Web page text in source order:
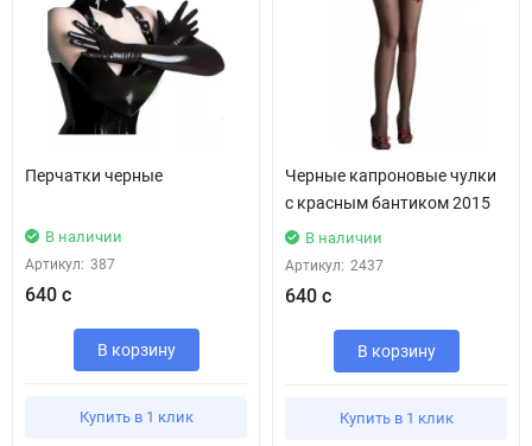
Перчатки черные
В наличии
Артикул: 387
640 с
В корзину
Купить в 1 клик
Черные капроновые чулки
с красным бантиком 2015
В наличии
Артикул: 2437
640 с
В корзину
Купить в 1 клик